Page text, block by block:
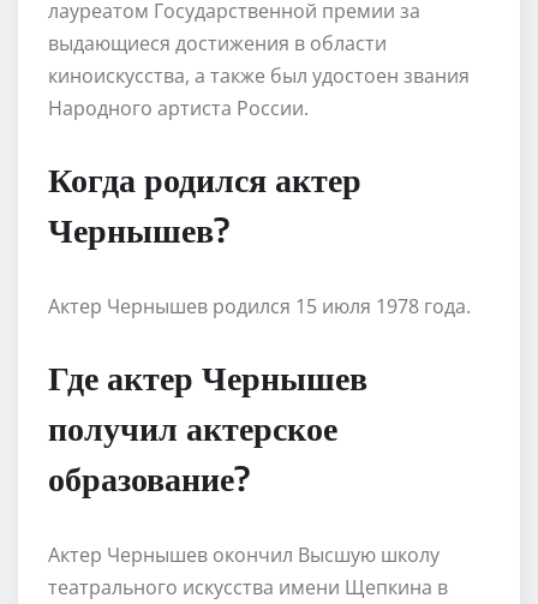
лауреатом Государственной премии за
выдающиеся достижения в области
киноискусства, а также был удостоен звания
Народного артиста России.
Когда родился актер
Чернышев?
Актер Чернышев родился 15 июля 1978 года.
Где актер Чернышев
получил актерское
образование?
Актер Чернышев окончил Высшую школу
театрального искусства имени Щепкина в